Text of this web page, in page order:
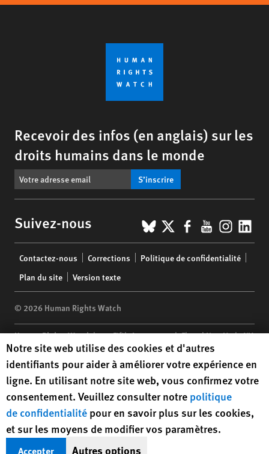
Recevoir des infos (en anglais) sur les
droits humains dans le monde
S’inscrire
Suivez-nous BlueSky
X Facebook
YouTube
menu
Contactez-nous Corrections
Politique de confidentialité
Plan du site
Version texte
© 2026 Human Rights Watch
Human Rights Watch| 350 Fifth Avenue, 34th Floor | New York,NY
10118-3299USA |t1.212.290.4700
Human Rights Watchis a 501(C)(3) nonprofit registered in the US
under EIN: 13-2875808
Human Rights Watch cookie preferences
Notre site web utilise des cookies et d'autres
identifiants pour aider à améliorer votre expérience en
ligne. En utilisant notre site web, vous confirmez votre
consentement. Veuillez consulter notre politique
de confidentialité pour en savoir plus sur les cookies,
et sur les moyens de modifier vos paramètres.
Accepter Autres options